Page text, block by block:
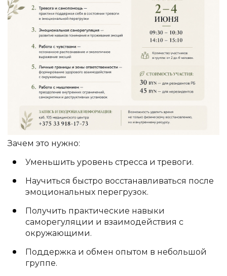
Зачем это нужно:
Уменьшить уровень стресса и тревоги.
Научиться быстро восстанавливаться после
эмоциональных перегрузок.
Получить практические навыки
саморегуляции и взаимодействия с
окружающими.
Поддержка и обмен опытом в небольшой
группе.